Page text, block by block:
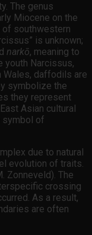
The genus
Miocene on the
of southwestern
is unknown;
narkō, meaning to
youth Narcissus,
Wales, daffodils are
symbolize the
they represent
Asian cultural
symbol of
due to natural
evolution of traits.
Zonneveld). The
crossing
As a result,
are often